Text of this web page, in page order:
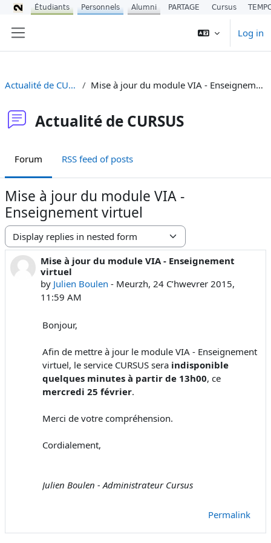
Log in
Actualité de CURSUS Mise à jour du module VIA - Enseignement virtuel
Actualité de CURSUS
Forum RSS feed of posts
Mise à jour du module VIA -
Enseignement virtuel
Display mode
Mise à jour du module VIA - Enseignement
virtuel
by Julien Boulen - Meurzh, 24 Cʼhwevrer 2015,
11:59 AM
Number of replies: 0
Bonjour,
Afin de mettre à jour le module VIA - Enseignement
virtuel, le service CURSUS sera indisponible
quelques minutes à partir de 13h00, ce
mercredi 25 février.
Merci de votre compréhension.
Cordialement,
Julien Boulen - Administrateur Cursus
Permalink
Étudiants Personnels Alumni PARTAGE Cursus